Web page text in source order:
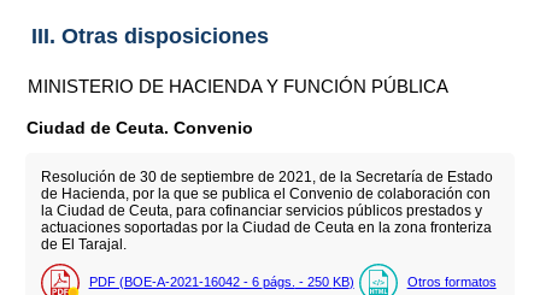
III. Otras disposiciones
MINISTERIO DE HACIENDA Y FUNCIÓN PÚBLICA
Ciudad de Ceuta. Convenio
Resolución de 30 de septiembre de 2021, de la Secretaría de Estado
de Hacienda, por la que se publica el Convenio de colaboración con
la Ciudad de Ceuta, para cofinanciar servicios públicos prestados y
actuaciones soportadas por la Ciudad de Ceuta en la zona fronteriza
de El Tarajal.
PDF (BOE-A-2021-16042 - 6 págs. - 250 KB) Otros formatos